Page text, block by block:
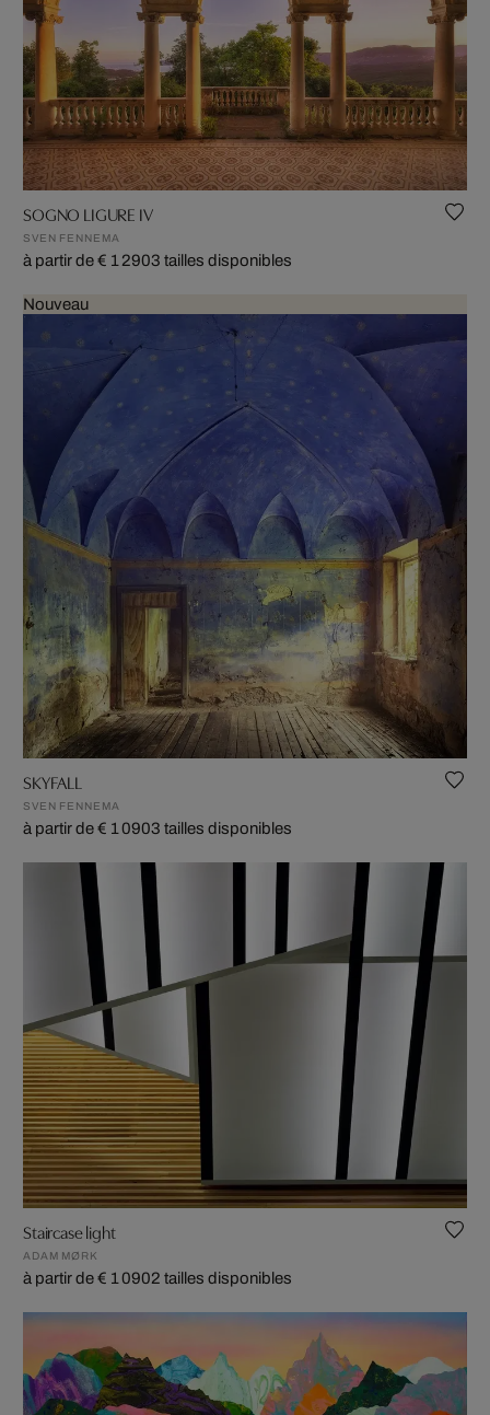
SOGNO LIGURE IV
SVEN FENNEMA
à partir de € 1 2903 tailles disponibles
Nouveau
SKYFALL
SVEN FENNEMA
à partir de € 1 0903 tailles disponibles
Staircase light
ADAM MØRK
à partir de € 1 0902 tailles disponibles